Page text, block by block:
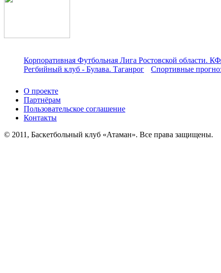
Корпоративная Футбольная Лига Ростовской области.
Регбийный клуб - Булава. Таганрог
Спортивные
О проекте
Партнёрам
Пользовательское соглашение
Контакты
© 2011, Баскетбольный клуб «Атаман». Все права защищены.